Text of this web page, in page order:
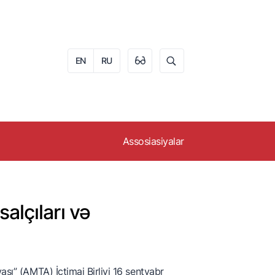
EN RU
Assosiasiyalar
və
(AMTA) İctimai Birliyi 16 sentyabr